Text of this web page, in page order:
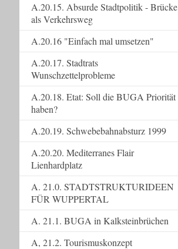
A.20.15. Absurde Stadtpolitik - Brücke
als Verkehrsweg
A.20.16 "Einfach mal umsetzen"
A.20.17. Stadtrats
Wunschzettelprobleme
A.20.18. Etat: Soll die BUGA Priorität
haben?
A.20.19. Schwebebahnabsturz 1999
A.20.20. Mediterranes Flair
Lienhardplatz
A. 21.0. STADTSTRUKTURIDEEN
FÜR WUPPERTAL
A. 21.1. BUGA in Kalksteinbrüchen
A, 21.2. Tourismuskonzept